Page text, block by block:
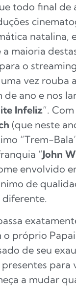
todo final de
natalina,
maioria
o
vez rouba
ano e nos
Infeliz“.
(que neste
“Trem-
“John
envolvido
de
diferente.
o próprio
de seu
para
a mudar